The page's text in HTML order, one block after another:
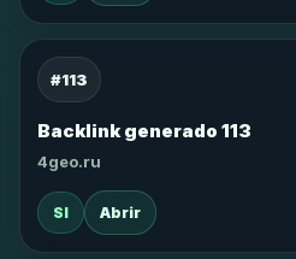
#113
Backlink generado 113
4geo.ru
SI Abrir